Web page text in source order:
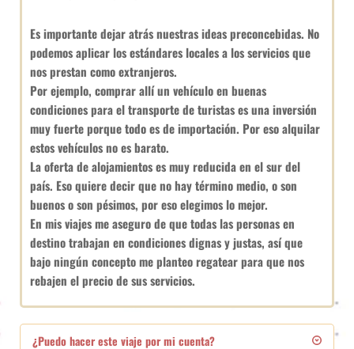
Es importante dejar atrás nuestras ideas preconcebidas. No
podemos aplicar los estándares locales a los servicios que
nos prestan como extranjeros.
Por ejemplo, comprar allí un vehículo en buenas
condiciones para el transporte de turistas es una inversión
muy fuerte porque todo es de importación. Por eso alquilar
estos vehículos no es barato.
La oferta de alojamientos es muy reducida en el sur del
país. Eso quiere decir que no hay término medio, o son
buenos o son pésimos, por eso elegimos lo mejor.
En mis viajes me aseguro de que todas las personas en
destino trabajan en condiciones dignas y justas, así que
bajo ningún concepto me planteo regatear para que nos
rebajen el precio de sus servicios.
¿Puedo hacer este viaje por mi cuenta?